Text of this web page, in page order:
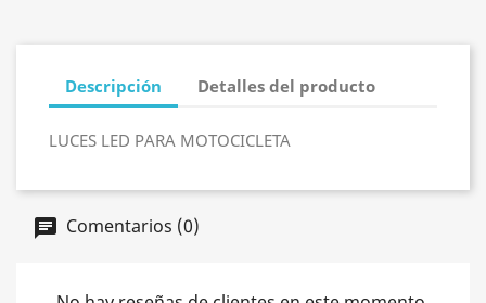
Descripción Detalles del producto
LUCES LED PARA MOTOCICLETA
Comentarios (0)